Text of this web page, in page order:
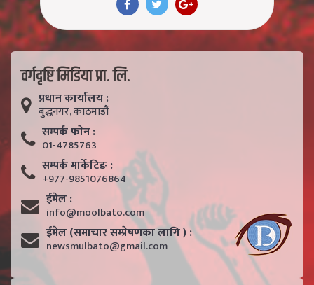
वर्गदृष्टि मिडिया प्रा. लि.
प्रधान कार्यालय :
बुद्धनगर, काठमाडाैं
सम्पर्क फाेन :
01-4785763
सम्पर्क मार्केटिङ :
+977-9851076864
ईमेल :
info@moolbato.com
ईमेल (समाचार सम्प्रेषणका लागि ) :
newsmulbato@gmail.com